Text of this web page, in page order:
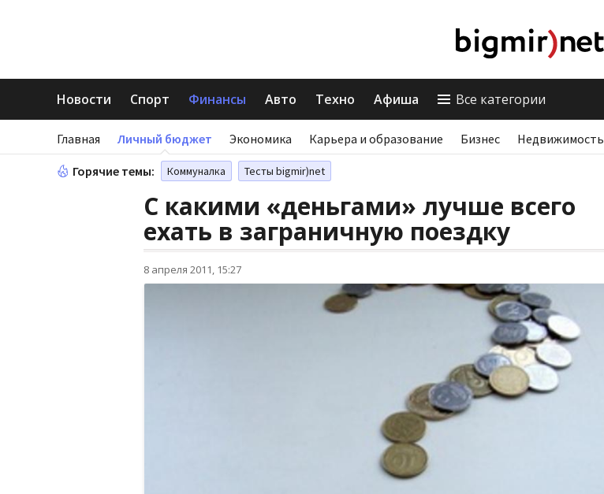
Новости Спорт Финансы Авто Техно Афиша Все категории
Главная Личный бюджет Экономика Карьера и образование Бизнес Недвижимость
Горячие темы: Коммуналка Тесты bigmir)net
С какими «деньгами» лучше всего
ехать в заграничную поездку
8 апреля 2011, 15:27